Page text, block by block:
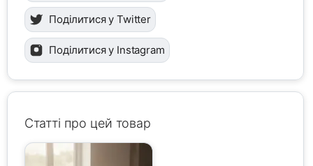
Поділитися у Twitter
Поділитися у Instagram
Статті про цей товар